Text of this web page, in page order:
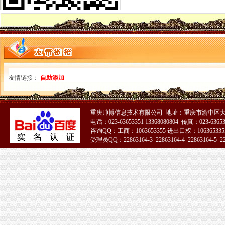
【渝北周边智能手机|渝北周边二手手机】-今题渝北周边二手手机网
求合租,江北,渝北附近
重庆渝北区附近吃汤锅的餐馆-重庆-大众点评网
重庆渝北宾馆周边酒店
重庆渝北区附近有没有好点的装修公司？_装修公司装修
【图】渝北区附近便宜住宿_渝北区附近便宜住宿网上预订-途家网
江北,渝北周边有水质好点的斤塘吗-钓鱼之家
渝北附近的好驾校—在线播放—优酷网,高清在线观看
求江北渝北附近仓库-重庆社区
【渝北区周边哪里有清洁公司？】价格_厂家_图片-Hc360慧聪网
【重庆市渝北区民心路渝北周边租房渝北渝北周边租房】第一时间房源
渝北附近收一台印机-重庆社区
重庆渝北渝北周边个人房源出售_重庆房源买卖信息-房007网
重庆渝北周边景点推荐,重庆渝北亲子游玩旅游景点攻略大全|重庆
江北,渝北附近求合租求房源
【图】重庆渝北附近的进来帮忙_桑塔纳论坛_汽车之家论坛
渝北周边
渝北附近有哪些会计培训学校_第1页_重庆会计培训学校_都市_西祠胡同
重庆艾梦青年旅社渝北店周边酒店宾馆,重庆艾梦青年旅社渝北店附近
问下重庆渝北周边楼盘有哪些？_商品房_土巴兔问吧
友情链接： 自助添加
重庆帅博信息技术有限公司 地址：重庆市渝中区
电话：023-63653351 13368080804 传真：023-
咨询QQ：工商：1063653355 进出口权：
受理员QQ：22863164-3 22863164-4 22863164-5
51La